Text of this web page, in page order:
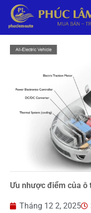
Ưu nhược điểm của ô
Tháng 12 2, 2025